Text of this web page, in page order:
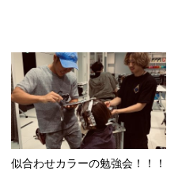
似合わせカラーの勉強会！！！